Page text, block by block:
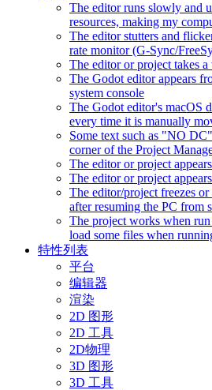
The editor runs slowly and
resources, making my
The editor stutters and
rate monitor (G-Sync/
The editor or project takes
The Godot editor appears
system console
The Godot editor's macOS
every time it is manually
Some text such as "NO
corner of the Project
The editor or project
The editor or project
The editor/project freezes
after resuming the PC from
The project works when
load some files when
特性列表
平台
编辑器
渲染
2D 图形
2D 工具
2D物理
3D 图形
3D 工具